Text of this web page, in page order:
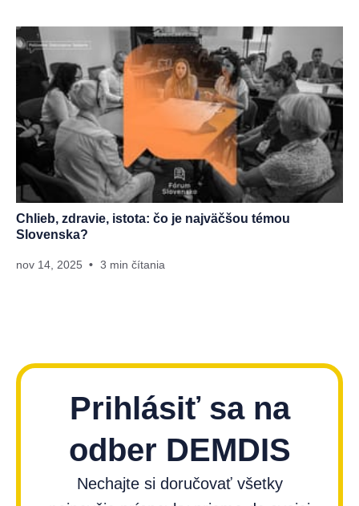
Chlieb, zdravie, istota: čo je najväčšou témou
Slovenska?
nov 14, 2025 3 min čítania
Prihlásiť sa na
odber DEMDIS
Nechajte si doručovať všetky